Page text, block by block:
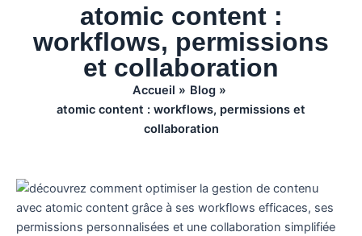
atomic content :
workflows, permissions
et collaboration
Accueil
Blog
atomic content : workflows, permissions et
collaboration